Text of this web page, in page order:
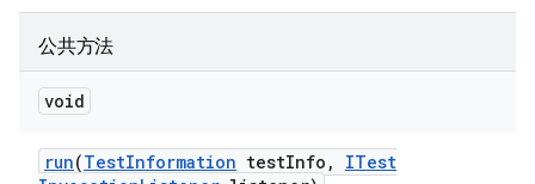
公共方法
void
run(TestInformation testInfo ,
ITest